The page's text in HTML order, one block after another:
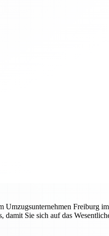
Freiburg
Sie sich auf das